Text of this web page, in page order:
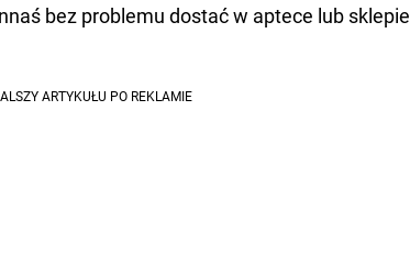
bez problemu dostać w aptece lub sklepie